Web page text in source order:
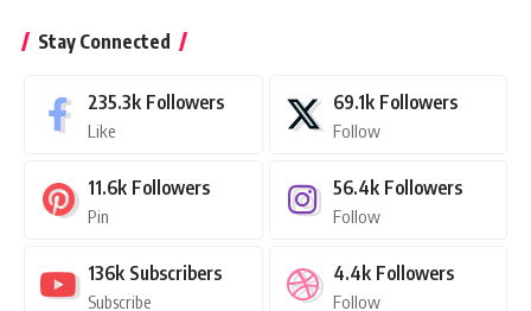
Stay Connected
235.3k Followers
Like
69.1k Followers
Follow
11.6k Followers
Pin
56.4k Followers
Follow
136k Subscribers
Subscribe
4.4k Followers
Follow